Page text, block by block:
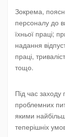
Зокрема,
персоналу до
їхньої праці;
надання
праці,
тощо.
Під час заходу
проблемних
якими
теперішніх